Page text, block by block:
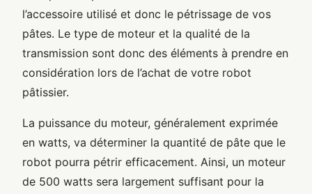
l’accessoire utilisé et donc le pétrissage de vos
pâtes. Le type de moteur et la qualité de la
transmission sont donc des éléments à prendre en
considération lors de l’achat de votre robot
pâtissier.
La puissance du moteur, généralement exprimée
en watts, va déterminer la quantité de pâte que le
robot pourra pétrir efficacement. Ainsi, un moteur
de 500 watts sera largement suffisant pour la